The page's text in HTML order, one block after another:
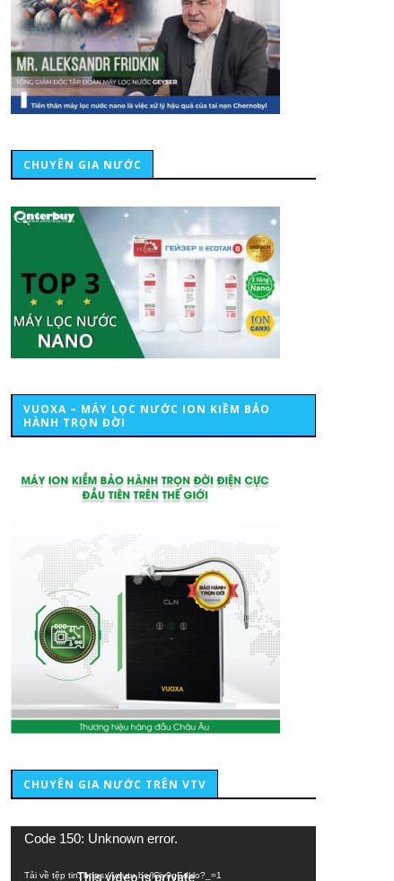
CHUYÊN GIA NƯỚC
VUOXA – MÁY LỌC NƯỚC ION KIỀM BẢO
HÀNH TRỌN ĐỜI
CHUYÊN GIA NƯỚC TRÊN VTV
Trình
Code 150: Unknown error.
Tải về tệp tin: https://youtu.be/lCiy9qEdklo?_=1